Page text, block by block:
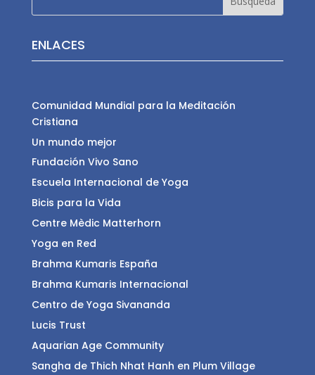
ENLACES
Comunidad Mundial para la Meditación
Cristiana
Un mundo mejor
Fundación Vivo Sano
Escuela Internacional de Yoga
Bicis para la Vida
Centre Mèdic Matterhorn
Yoga en Red
Brahma Kumaris España
Brahma Kumaris Internacional
Centro de Yoga Sivananda
Lucis Trust
Aquarian Age Community
Sangha de Thich Nhat Hanh en Plum Village